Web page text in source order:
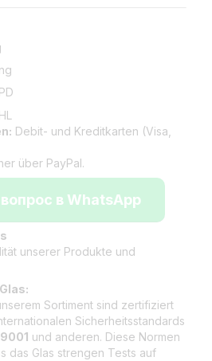
Debit- und Kreditkarten (Visa,
über PayPal.
в WhatsApp
unserer Produkte und
Sortiment sind zertifiziert
Sicherheitsstandards
und anderen. Diese Normen
das Glas strengen Tests auf